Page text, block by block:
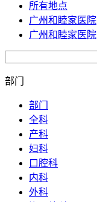
所有地点
广州和睦家医院
广州和睦家医院
部门
部门
全科
产科
妇科
口腔科
内科
外科